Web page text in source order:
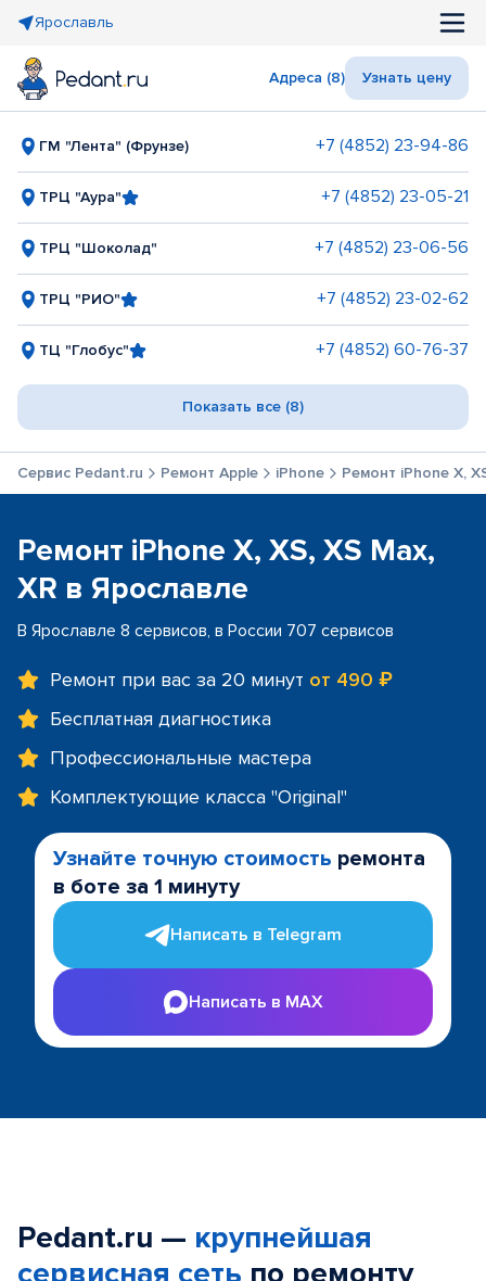
Ярославль
Адреса (8) Узнать цену
ГМ "Лента" (Фрунзе) +7 (4852) 23-94-86
ТРЦ "Аура" +7 (4852) 23-05-21
ТРЦ "Шоколад" +7 (4852) 23-06-56
ТРЦ "РИО" +7 (4852) 23-02-62
ТЦ "Глобус" +7 (4852) 60-76-37
Показать все (8)
Сервис Pedant.ru Ремонт Apple iPhone Ремонт iPhone X,
Ремонт iPhone X, XS, XS Max,
XR в Ярославле
В Ярославле 8 сервисов, в России 707 сервисов
Ремонт при вас за 20 минут от 490 ₽
Бесплатная диагностика
Профессиональные мастера
Комплектующие класса "Original"
Узнайте точную стоимость ремонта
в боте за 1 минуту
Написать в Telegram
Написать в MAX
Pedant.ru — крупнейшая
сервисная сеть по ремонту